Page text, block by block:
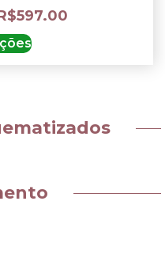
597.00